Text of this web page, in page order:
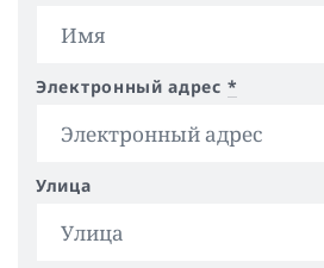
Электронный адрес *
Улица